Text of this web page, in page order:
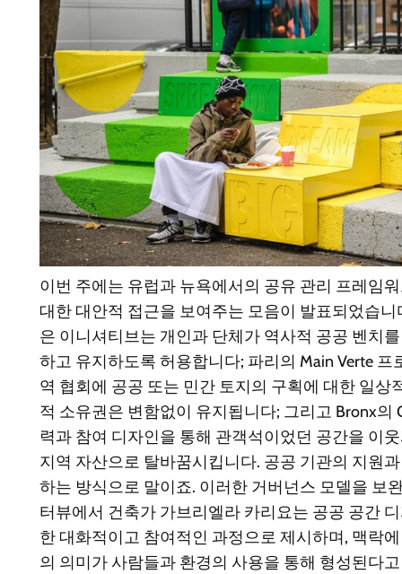
이번 주에는 유럽과 뉴욕에서의 공유 관리 프레임
대한 대안적 접근을 보여주는 모음이 발표되었습니
은 이니셔티브는 개인과 단체가 역사적 공공 벤치
하고 유지하도록 허용합니다; 파리의 Main Verte
역 협회에 공공 또는 민간 토지의 구획에 대한 일상
적 소유권은 변함없이 유지됩니다; 그리고 Bronx의
력과 참여 디자인을 통해 관객석이었던 공간을 이
지역 자산으로 탈바꿈시킵니다. 공공 기관의 지원
하는 방식으로 말이죠. 이러한 거버넌스 모델을 보
터뷰에서 건축가 가브리엘라 카리요는 공공 공간
한 대화적이고 참여적인 과정으로 제시하며, 맥락
의 의미가 사람들과 환경의 사용을 통해 형성된다